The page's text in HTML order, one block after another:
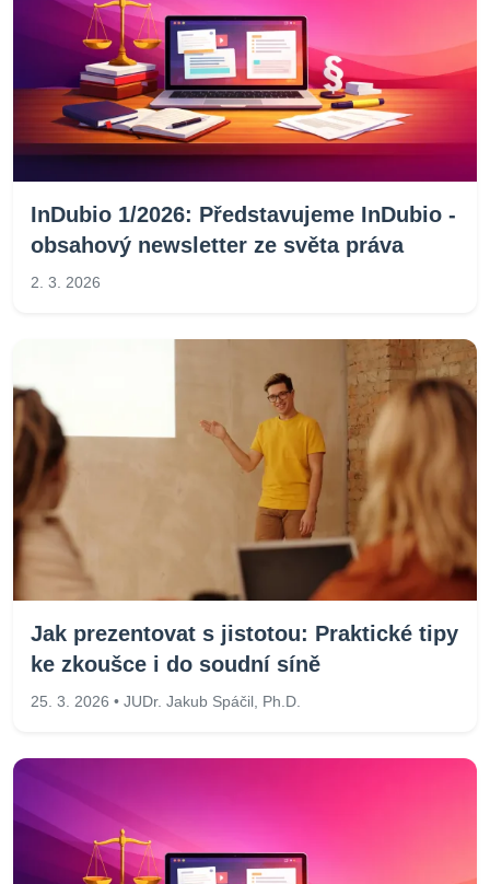
InDubio 1/2026: Představujeme InDubio -
obsahový newsletter ze světa práva
2. 3. 2026
Jak prezentovat s jistotou: Praktické tipy
ke zkoušce i do soudní síně
25. 3. 2026 • JUDr. Jakub Spáčil, Ph.D.